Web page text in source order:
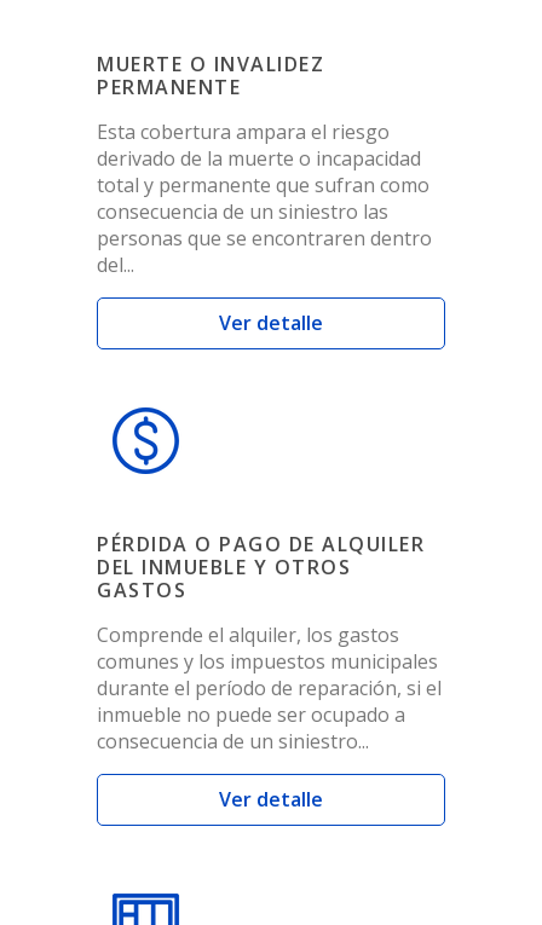
MUERTE O INVALIDEZ
PERMANENTE
Esta cobertura ampara el riesgo
derivado de la muerte o incapacidad
total y permanente que sufran como
consecuencia de un siniestro las
personas que se encontraren dentro
del...
Ver detalle
PÉRDIDA O PAGO DE ALQUILER
DEL INMUEBLE Y OTROS
GASTOS
Comprende el alquiler, los gastos
comunes y los impuestos municipales
durante el período de reparación, si el
inmueble no puede ser ocupado a
consecuencia de un siniestro...
Ver detalle